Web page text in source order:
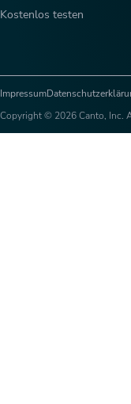
Kostenlos testen
Impressum
Copyright © 2026 Canto, Inc.